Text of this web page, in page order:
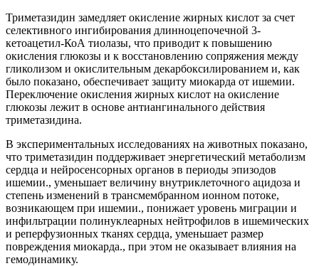
Триметазидин замедляет окисление жирных кислот за счет
селективного ингибирования длинноцепочечной 3-
кетоацетил-КоА тиолазы, что приводит к повышению
окисления глюкозы и к восстановлению сопряжения между
гликолизом и окислительным декарбоксилированием и, как
было показано, обеспечивает защиту миокарда от ишемии.
Переключение окисления жирных кислот на окисление
глюкозы лежит в основе антиангинального действия
триметазидина.
В экспериментальных исследованиях на животных показано,
что триметазидин поддерживает энергетический метаболизм
сердца и нейросенсорных органов в периоды эпизодов
ишемии., уменьшает величину внутриклеточного ацидоза и
степень изменений в трансмембранном ионном потоке,
возникающем при ишемии., понижает уровень миграции и
инфильтрации полинуклеарных нейтрофилов в ишемических
и реперфузионных тканях сердца, уменьшает размер
повреждения миокарда., при этом не оказывает влияния на
гемодинамику.